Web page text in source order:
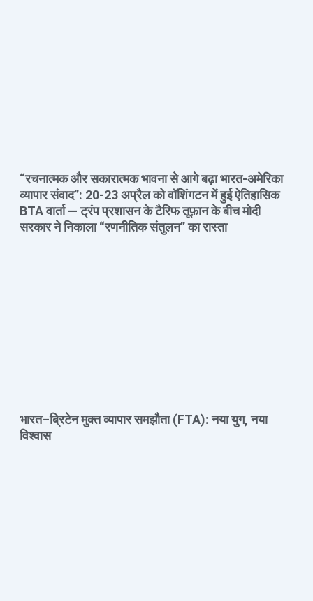
“रचनात्मक और सकारात्मक भावना से आगे बढ़ा भारत-अमेरिका
व्यापार संवाद”: 20-23 अप्रैल को वॉशिंगटन में हुई ऐतिहासिक
BTA वार्ता — ट्रंप प्रशासन के टैरिफ तूफ़ान के बीच मोदी
सरकार ने निकाला “रणनीतिक संतुलन” का रास्ता
भारत–ब्रिटेन मुक्त व्यापार समझौता (FTA): नया युग, नया
विश्वास